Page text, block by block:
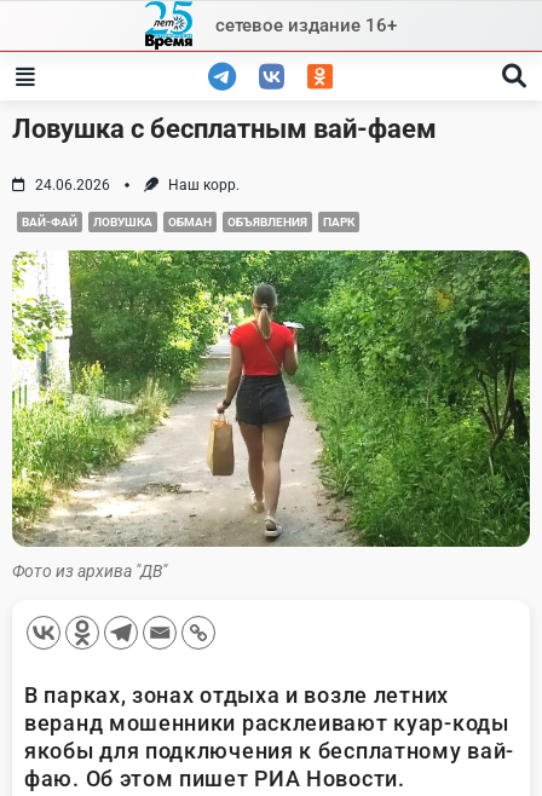
content
сетевое издание 16+
Ловушка с бесплатным вай-фаем
24.06.2026 Наш корр.
ВАЙ-ФАЙ ЛОВУШКА ОБМАН ОБЪЯВЛЕНИЯ ПАРК
Фото из архива "ДВ"
В парках, зонах отдыха и возле летних
веранд мошенники расклеивают куар-коды
якобы для подключения к бесплатному вай-
фаю. Об этом пишет РИА Новости.